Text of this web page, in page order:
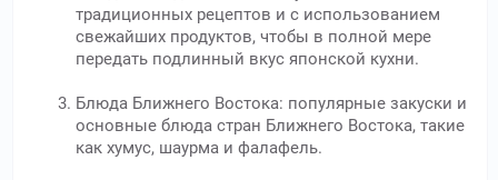
традиционных рецептов и с использованием
свежайших продуктов, чтобы в полной мере
передать подлинный вкус японской кухни.
Блюда Ближнего Востока: популярные закуски и
основные блюда стран Ближнего Востока, такие
как хумус, шаурма и фалафель.